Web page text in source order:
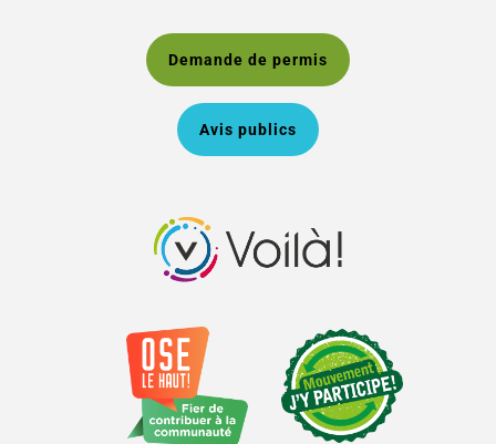
Demande de permis
Avis publics